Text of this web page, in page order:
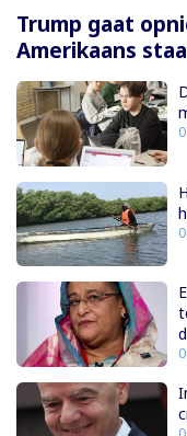
Trump gaat
Amerikaans